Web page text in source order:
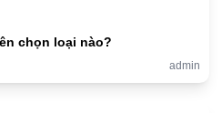
chọn loại nào?
admin